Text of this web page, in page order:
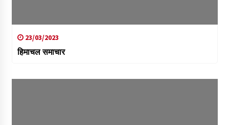
23/03/2023
हिमाचल समाचार